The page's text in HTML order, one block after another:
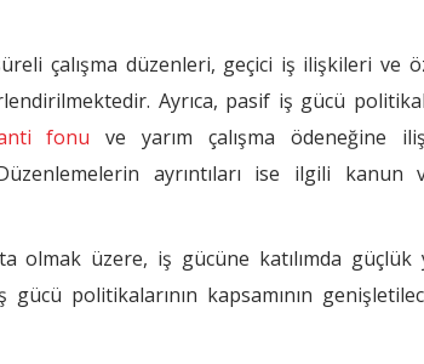
çalışma düzenleri, geçici iş ilişkileri ve
Ayrıca, pasif iş gücü
fonu ve yarım çalışma ödeneğine
Düzenlemelerin ayrıntıları ise ilgili
olmak üzere, iş gücüne katılımda
gücü politikalarının kapsamının